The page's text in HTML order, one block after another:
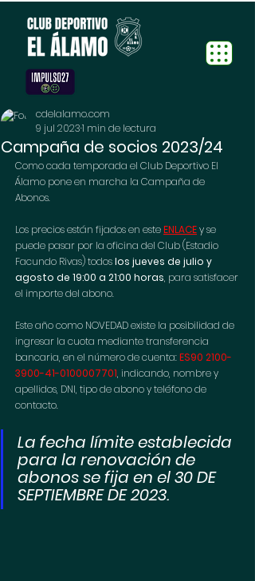
Campaña de socios 2023/24
cdelalamo.com
9 jul 20231 min de lectura
Como cada temporada el Club Deportivo El
Álamo pone en marcha la Campaña de
Abonos.
Los precios están fijados en este ENLACEy se
puede pasar por la oficina del Club (Estadio
Facundo Rivas) todos los jueves de julio y
agosto de 19:00 a 21:00 horas, para satisfacer
el importe del abono.
Este año como NOVEDAD existe la posibilidad de
ingresar la cuota mediante transferencia
bancaria, en el número de cuenta: ES90 2100-
3900-41-0100007701, indicando, nombre y
apellidos, DNI, tipo de abono y teléfono de
contacto.
La fecha límite establecida
para la renovación de
abonos se fija en el 30 DE
SEPTIEMBRE DE 2023.